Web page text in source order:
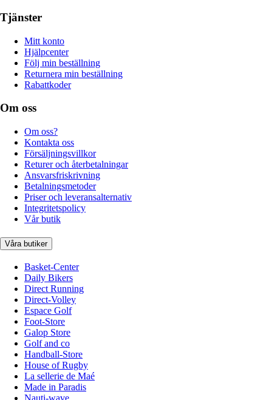
Tjänster
Mitt konto
Hjälpcenter
Följ min beställning
Returnera min beställning
Rabattkoder
Om oss
Om oss?
Kontakta oss
Försäljningsvillkor
Returer och återbetalningar
Ansvarsfriskrivning
Betalningsmetoder
Priser och leveransalternativ
Integritetspolicy
Vår butik
Våra butiker
Basket-Center
Daily Bikers
Direct Running
Direct-Volley
Espace Golf
Foot-Store
Galop Store
Golf and co
Handball-Store
House of Rugby
La sellerie de Maé
Made in Paradis
Nauti-wave